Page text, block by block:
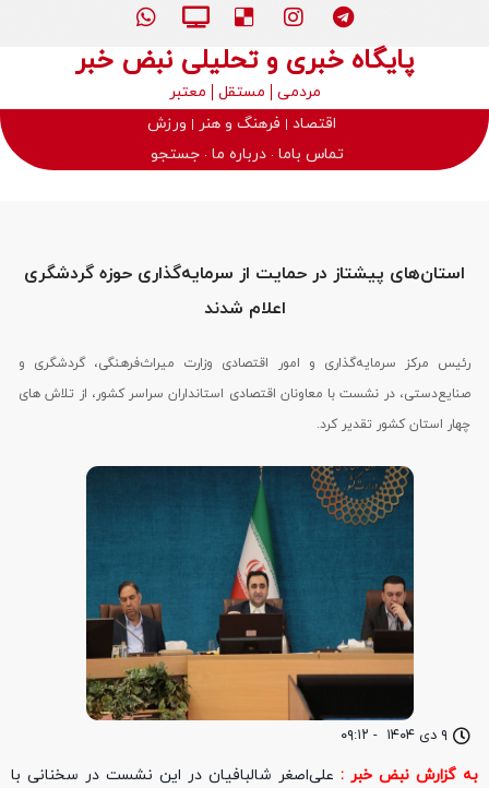
پایگاه خبری و تحلیلی نبض خبر
مردمی مستقل
معتبر
اقتصاد
فرهنگ و هنر
ورزش
تماس باما درباره ما جستجو
۹ دی ۱۴۰۴ - ۰۹:۱۲
استان‌های پیشتاز در حمایت از سرمایه‌گذاری حوزه گردشگری
اعلام شدند
رئیس مرکز سرمایه‌گذاری و امور اقتصادی وزارت میراث‌فرهنگی، گردشگری و
صنایع‌دستی، در نشست با معاونان اقتصادی استانداران سراسر کشور، از تلاش های
چهار استان کشور تقدیر کرد.
به گزارش نبض خبر : علی‌اصغر شالبافیان در این نشست در سخنانی با